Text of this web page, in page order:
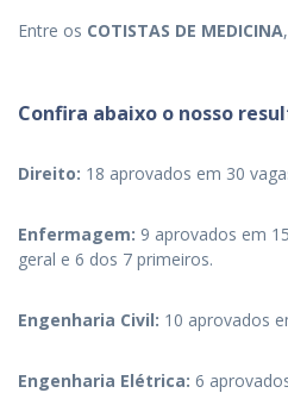
Entre os COTISTAS DE MEDICINA
Confira abaixo o nosso
Direito: 18 aprovados em 30
Enfermagem: 9 aprovados em
geral e 6 dos 7 primeiros.
Engenharia Civil: 10 aprovados
Engenharia Elétrica: 6